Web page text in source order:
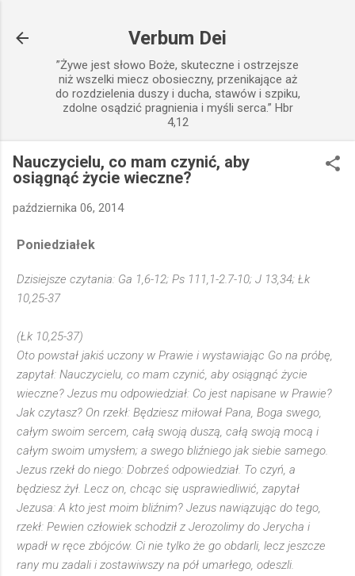
Verbum Dei
”Żywe jest słowo Boże, skuteczne i ostrzejsze
niż wszelki miecz obosieczny, przenikające aż
do rozdzielenia duszy i ducha, stawów i szpiku,
zdolne osądzić pragnienia i myśli serca.” Hbr
4,12
Nauczycielu, co mam czynić, aby
osiągnąć życie wieczne?
października 06, 2014
Poniedziałek
Dzisiejsze czytania: Ga 1,6-12; Ps 111,1-2.7-10; J 13,34; Łk
10,25-37
(Łk 10,25-37)
Oto powstał jakiś uczony w Prawie i wystawiając Go na próbę,
zapytał: Nauczycielu, co mam czynić, aby osiągnąć życie
wieczne? Jezus mu odpowiedział: Co jest napisane w Prawie?
Jak czytasz? On rzekł: Będziesz miłował Pana, Boga swego,
całym swoim sercem, całą swoją duszą, całą swoją mocą i
całym swoim umysłem; a swego bliźniego jak siebie samego.
Jezus rzekł do niego: Dobrześ odpowiedział. To czyń, a
będziesz żył. Lecz on, chcąc się usprawiedliwić, zapytał
Jezusa: A kto jest moim bliźnim? Jezus nawiązując do tego,
rzekł: Pewien człowiek schodził z Jerozolimy do Jerycha i
wpadł w ręce zbójców. Ci nie tylko że go obdarli, lecz jeszcze
rany mu zadali i zostawiwszy na pół umarłego, odeszli.